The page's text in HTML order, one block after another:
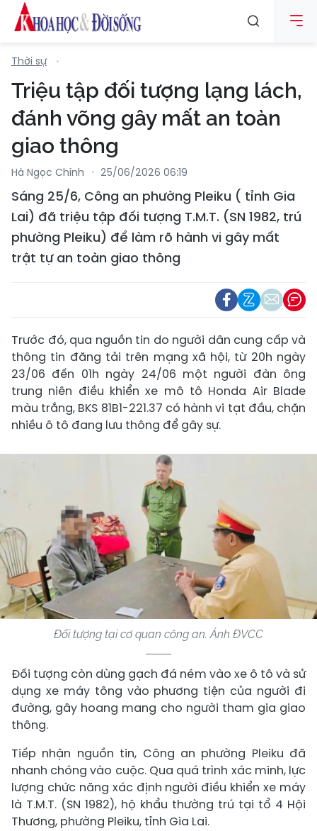
Thời sự
Triệu tập đối tượng lạng lách,
đánh võng gây mất an toàn
giao thông
Hà Ngọc Chính 25/06/2026 06:19
Sáng 25/6, Công an phường Pleiku ( tỉnh Gia
Lai) đã triệu tập đối tượng T.M.T. (SN 1982, trú
phường Pleiku) để làm rõ hành vi gây mất
trật tự an toàn giao thông
Trước đó, qua nguồn tin do người dân cung cấp và
thông tin đăng tải trên mạng xã hội, từ 20h ngày
23/06 đến 01h ngày 24/06 một người đàn ông
trung niên điều khiển xe mô tô Honda Air Blade
màu trắng, BKS 81B1-221.37 có hành vi tạt đầu, chặn
nhiều ô tô đang lưu thông để gây sự.
Đối tượng tại cơ quan công an. Ảnh ĐVCC
Đối tượng còn dùng gạch đá ném vào xe ô tô và sử
dụng xe máy tông vào phương tiện của người đi
đường, gây hoang mang cho người tham gia giao
thông.
Tiếp nhận nguồn tin, Công an phường Pleiku đã
nhanh chóng vào cuộc. Qua quá trình xác minh, lực
lượng chức năng xác định người điều khiển xe máy
là T.M.T. (SN 1982), hộ khẩu thường trú tại tổ 4 Hội
Thương, phường Pleiku, tỉnh Gia Lai.